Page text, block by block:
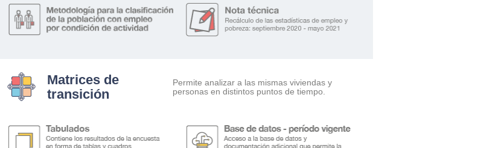
Matrices de
transición
Permite analizar a las mismas viviendas y
personas en distintos puntos de tiempo.